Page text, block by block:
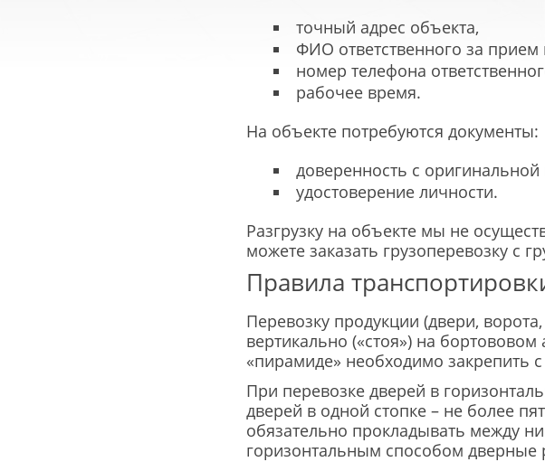
точный адрес объекта,
ФИО ответственного за прием
номер телефона
рабочее время.
На объекте потребуются документы:
доверенность с
удостоверение личности.
Разгрузку на объекте мы не
можете заказать грузоперевозку с
Правила
Перевозку продукции (двери,
вертикально («стоя») на
«пирамиде» необходимо
При перевозке дверей в
дверей в одной стопке – не более
обязательно прокладывать между
горизонтальным способом дверные